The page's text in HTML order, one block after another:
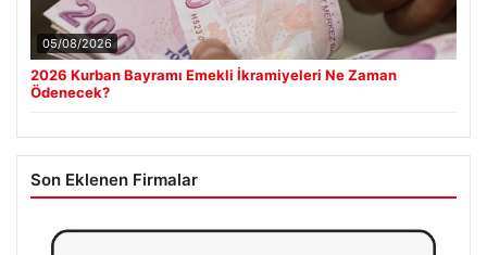
05/08/2026
2026 Kurban Bayramı Emekli İkramiyeleri Ne Zaman
Ödenecek?
Son Eklenen Firmalar